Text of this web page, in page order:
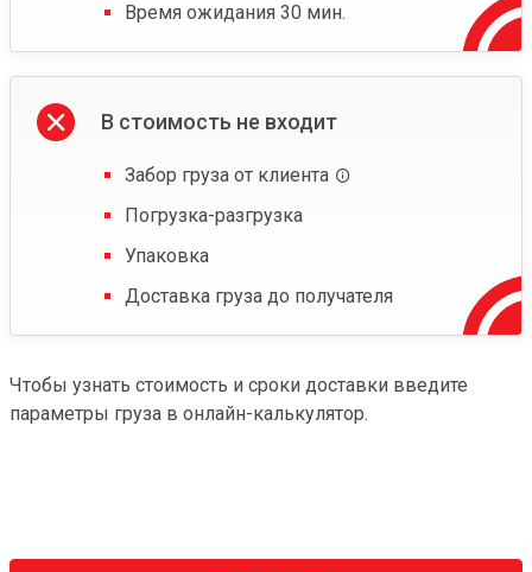
Время ожидания 30 мин.
В стоимость не входит
Забор груза от клиента
Погрузка-разгрузка
Упаковка
Доставка груза до получателя
Чтобы узнать стоимость и сроки доставки введите
параметры груза в онлайн-калькулятор.